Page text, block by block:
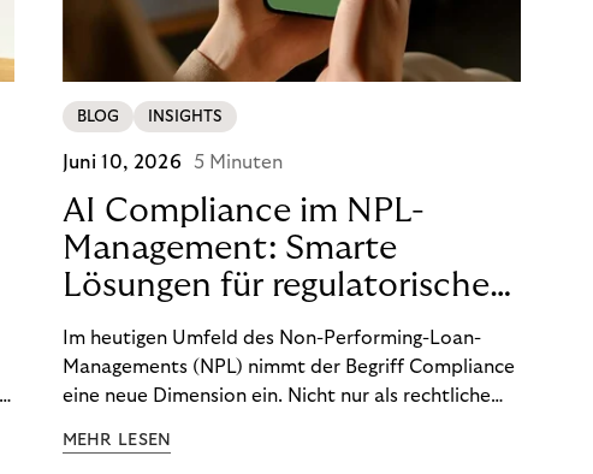
BLOG INSIGHTS
Juni 10, 2026 5 Minuten
AI Compliance im NPL-
Management: Smarte
Lösungen für regulatorische
Sicherheit
Im heutigen Umfeld des Non-Performing-Loan-
Managements (NPL) nimmt der Begriff Compliance
eine neue Dimension ein. Nicht nur als rechtliche
Wettbewerbsvorteil. In einem Umfeld steigender
MEHR LESEN